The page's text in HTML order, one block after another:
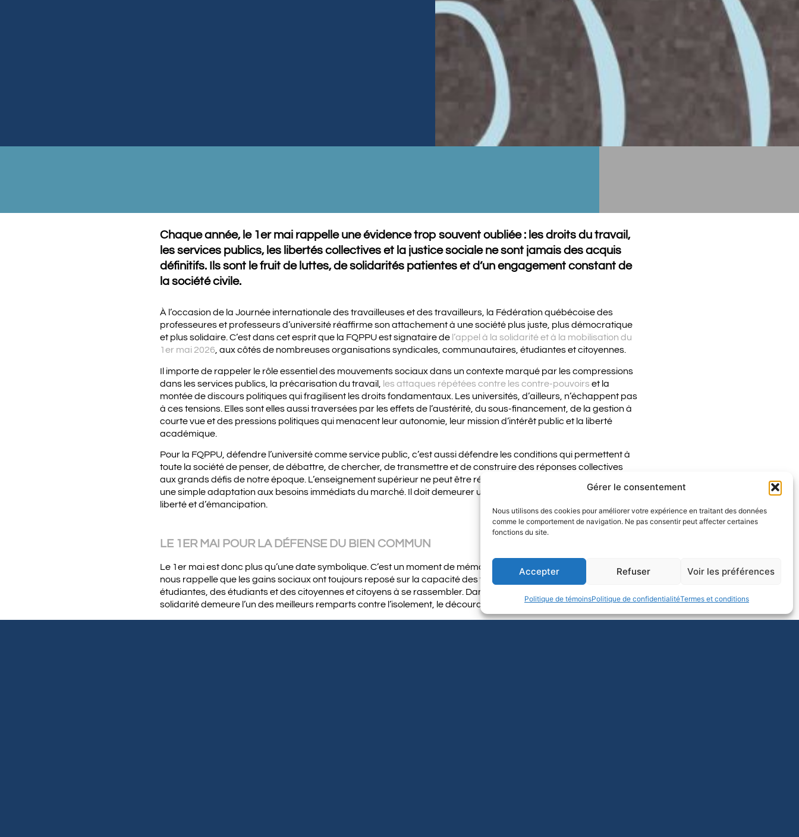
Gérer le consentement
Nous utilisons des cookies pour améliorer votre expérience en traitant des données
comme le comportement de navigation. Ne pas consentir peut affecter certaines
fonctions du site.
Accepter Refuser Voir les préférences
Politique de témoinsPolitique de confidentialitéTermes et conditions
Chaque année, le 1er mai rappelle une évidence trop souvent oubliée : les droits du travail,
les services publics, les libertés collectives et la justice sociale ne sont jamais des acquis
définitifs. Ils sont le fruit de luttes, de solidarités patientes et d’un engagement constant de
la société civile.
À l’occasion de la Journée internationale des travailleuses et des travailleurs, la Fédération québécoise des
professeures et professeurs d’université réaffirme son attachement à une société plus juste, plus démocratique
et plus solidaire. C’est dans cet esprit que la FQPPU est signataire de l’appel à la solidarité et à la mobilisation du
1er mai 2026, aux côtés de nombreuses organisations syndicales, communautaires, étudiantes et citoyennes.
Il importe de rappeler le rôle essentiel des mouvements sociaux dans un contexte marqué par les compressions
dans les services publics, la précarisation du travail,
les attaques répétées contre les contre-pouvoirs et la
montée de discours politiques qui fragilisent les droits fondamentaux. Les universités, d’ailleurs, n’échappent pas
à ces tensions. Elles sont elles aussi traversées par les effets de l’austérité, du sous-financement, de la gestion à
courte vue et des pressions politiques qui menacent leur autonomie, leur mission d’intérêt public et la liberté
académique.
Pour la FQPPU, défendre l’université comme service public, c’est aussi défendre les conditions qui permettent à
toute la société de penser, de débattre, de chercher, de transmettre et de construire des réponses collectives
aux grands défis de notre époque. L’enseignement supérieur ne peut être réduit à une logique comptable ou à
une simple adaptation aux besoins immédiats du marché. Il doit demeurer un espace de savoir, de critique, de
liberté et d’émancipation.
LE 1ER MAI POUR LA DÉFENSE DU BIEN COMMUN
Le 1er mai est donc plus qu’une date symbolique. C’est un moment de mémoire, mais aussi un moment d’action. Il
nous rappelle que les gains sociaux ont toujours reposé sur la capacité des travailleuses, des travailleurs, des
étudiantes, des étudiants et des citoyennes et citoyens à se rassembler. Dans les universités comme ailleurs, la
solidarité demeure l’un des meilleurs remparts contre l’isolement, le découragement et le recul des droits.